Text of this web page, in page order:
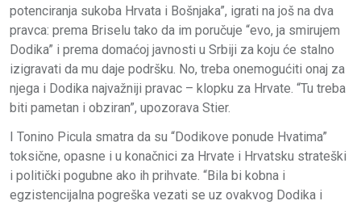
potenciranja sukoba Hrvata i Bošnjaka”, igrati na još na dva
pravca: prema Briselu tako da im poručuje “evo, ja smirujem
Dodika” i prema domaćoj javnosti u Srbiji za koju će stalno
izigravati da mu daje podršku. No, treba onemogućiti onaj za
njega i Dodika najvažniji pravac – klopku za Hrvate. “Tu treba
biti pametan i obziran”, upozorava Stier.
I Tonino Picula smatra da su “Dodikove ponude Hvatima”
toksične, opasne i u konačnici za Hrvate i Hrvatsku strateški
i politički pogubne ako ih prihvate. “Bila bi kobna i
egzistencijalna pogreška vezati se uz ovakvog Dodika i